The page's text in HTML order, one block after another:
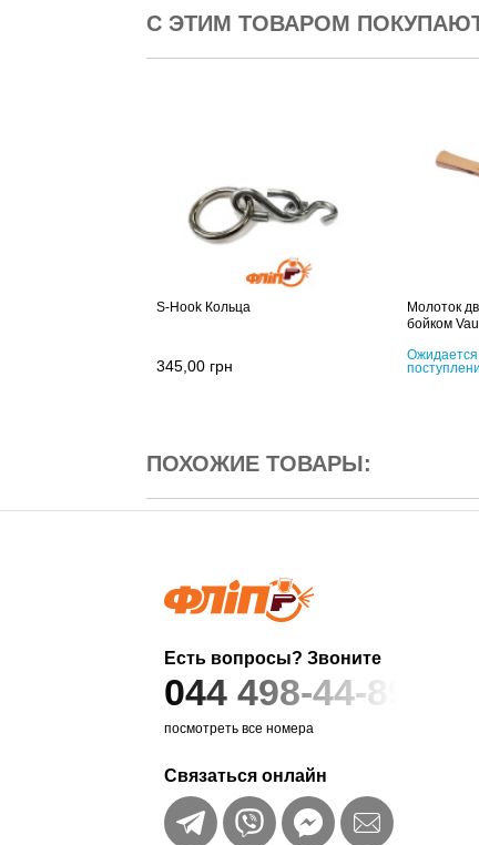
С ЭТИМ ТОВАРОМ
S-Hook Кольца
345,00 грн
Молоток
бойком
Ожидается
ПОХОЖИЕ ТОВАРЫ:
Есть вопросы? Звоните
044 498-44-89
посмотреть все номера
Связаться онлайн